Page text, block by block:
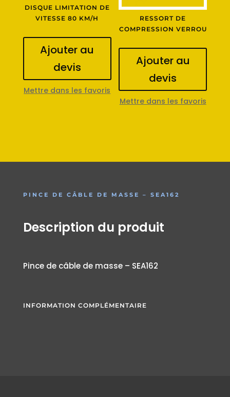
DISQUE LIMITATION DE
VITESSE 80 KM/H
Ajouter au
devis
Mettre dans les favoris
RESSORT DE
COMPRESSION VERROU
Ajouter au
devis
Mettre dans les favoris
PINCE DE CÂBLE DE MASSE – SEA162
Description du produit
Pince de câble de masse – SEA162
INFORMATION COMPLÉMENTAIRE